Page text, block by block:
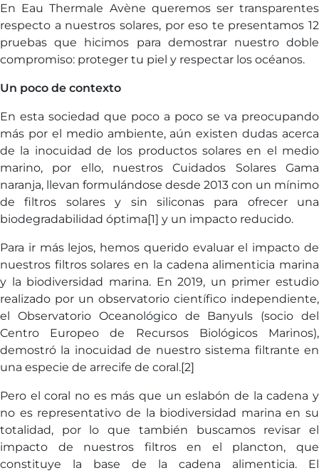
En Eau Thermale Avène queremos ser transparentes
respecto a nuestros solares, por eso te presentamos 12
pruebas que hicimos para demostrar nuestro doble
compromiso: proteger tu piel y respectar los océanos.
Un poco de contexto
En esta sociedad que poco a poco se va preocupando
más por el medio ambiente, aún existen dudas acerca
de la inocuidad de los productos solares en el medio
marino, por ello, nuestros Cuidados Solares Gama
naranja, llevan formulándose desde 2013 con un mínimo
de filtros solares y sin siliconas para ofrecer una
biodegradabilidad óptima[1] y un impacto reducido.
Para ir más lejos, hemos querido evaluar el impacto de
nuestros filtros solares en la cadena alimenticia marina
y la biodiversidad marina. En 2019, un primer estudio
realizado por un observatorio científico independiente,
el Observatorio Oceanológico de Banyuls (socio del
Centro Europeo de Recursos Biológicos Marinos),
demostró la inocuidad de nuestro sistema filtrante en
una especie de arrecife de coral.[2]
Pero el coral no es más que un eslabón de la cadena y
no es representativo de la biodiversidad marina en su
totalidad, por lo que también buscamos revisar el
impacto de nuestros filtros en el plancton, que
constituye la base de la cadena alimenticia. El